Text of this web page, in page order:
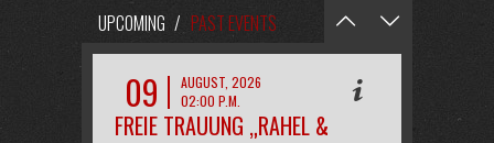
UPCOMING / PAST EVENTS
09
AUGUST, 2026
02:00 P.M.
FREIE TRAUUNG „RAHEL &